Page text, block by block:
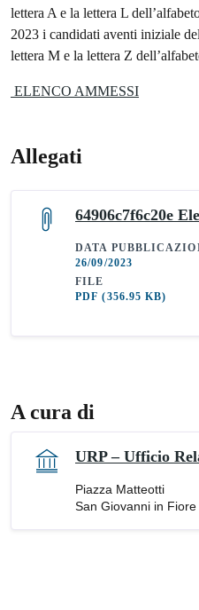
lettera A e la lettera L
2023 i candidati aventi iniziale
lettera M e la lettera Z
ELENCO AMMESSI
Allegati
64906c7f6c20e
DATA
26/09/2023
FILE
PDF(356.95 KB)
A cura di
URP – Ufficio
Piazza Matteotti
San Giovanni in